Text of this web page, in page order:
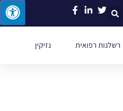
רשלנות רפואית נזיקין